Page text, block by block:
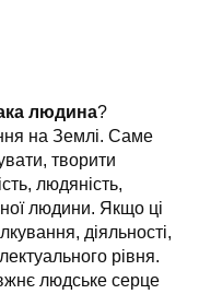
людина?
на Землі. Саме
творити
людяність,
людини. Якщо ці
діяльності,
рівня.
людське серце